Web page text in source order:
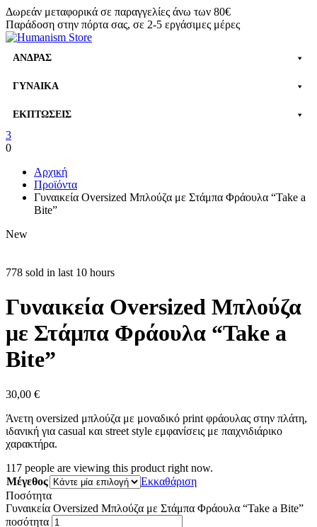
Δωρεάν μεταφορικά σε παραγγελίες άνω των 80€
Παράδοση στην πόρτα σας, σε 2-5 εργάσιμες μέρες
ΆΝΔΡΑΣ
ΓΥΝΑΊΚΑ
ΕΚΠΤΏΣΕΙΣ
3
0
Αρχική
Προϊόντα
Γυναικεία Oversized Μπλούζα με Στάμπα Φράουλα “Take a
Bite”
New
778 sold in last 10 hours
Γυναικεία Oversized Μπλούζα
με Στάμπα Φράουλα “Take a
Bite”
30,00 €
Άνετη oversized μπλούζα με μοναδικό print φράουλας στην πλάτη,
ιδανική για casual και street style εμφανίσεις με παιχνιδιάρικο
χαρακτήρα.
117 people are viewing this product right now.
Μέγεθος
Εκκαθάριση
Ποσότητα
Γυναικεία Oversized Μπλούζα με Στάμπα Φράουλα “Take a Bite”
ποσότητα